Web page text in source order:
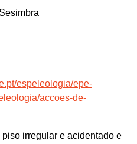
espeleologia/epe-
accoes-de-
piso irregular e acidentado e